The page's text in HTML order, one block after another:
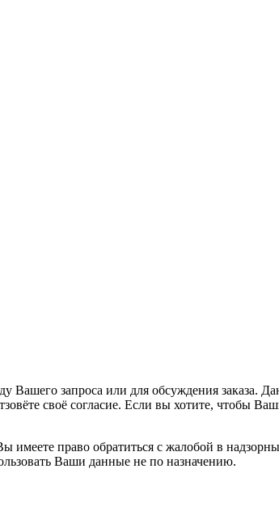
запроса или для обсуждения заказа.
своё согласие. Если вы хотите, чтобы
право обратиться с жалобой в
Ваши данные не по назначению.